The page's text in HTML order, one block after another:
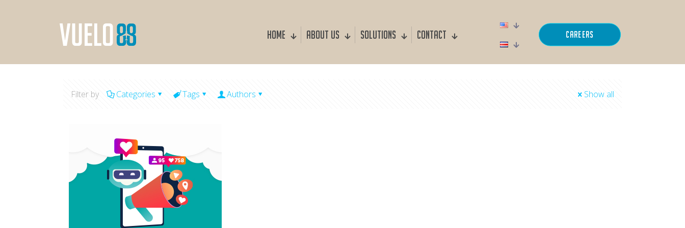
Home About us Solutions Contact Careers
Filter by Categories Tags Authors Show all